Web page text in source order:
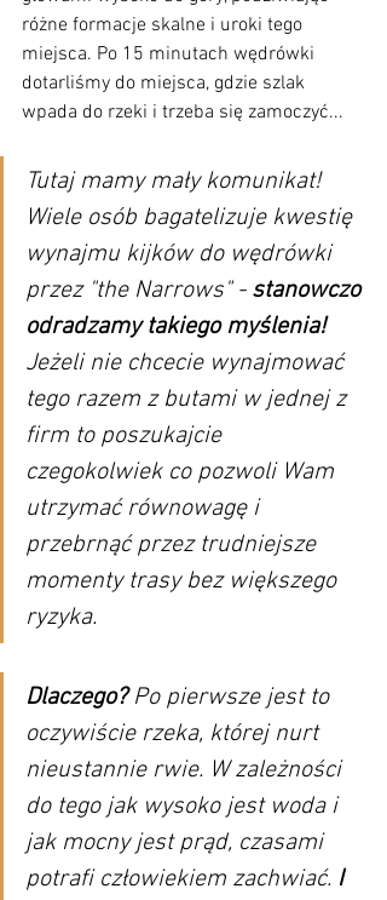
różne formacje skalne i uroki tego
miejsca. Po 15 minutach wędrówki
dotarliśmy do miejsca, gdzie szlak
wpada do rzeki i trzeba się zamoczyć...
Tutaj mamy mały komunikat!
Wiele osób bagatelizuje kwestię
wynajmu kijków do wędrówki
przez "the Narrows" - stanowczo
odradzamy takiego myślenia!
Jeżeli nie chcecie wynajmować
tego razem z butami w jednej z
firm to poszukajcie
czegokolwiek co pozwoli Wam
utrzymać równowagę i
przebrnąć przez trudniejsze
momenty trasy bez większego
ryzyka.
Dlaczego? Po pierwsze jest to
oczywiście rzeka, której nurt
nieustannie rwie. W zależności
do tego jak wysoko jest woda i
jak mocny jest prąd, czasami
potrafi człowiekiem zachwiać. I